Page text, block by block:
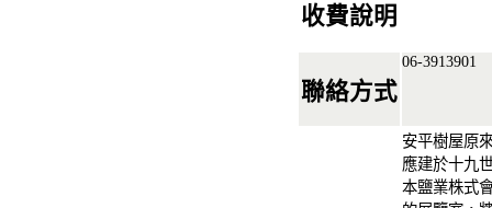
收費說明
聯絡方式
06-3913901
安平樹屋原
應建於十九
本鹽業株式